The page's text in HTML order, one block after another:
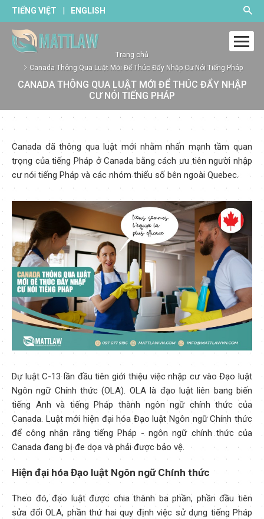
TIẾNG VIỆT | ENGLISH
Trang chủ
Canada Thông Qua Luật Mới Để Thúc Đẩy Nhập Cư Nói Tiếng Pháp
CANADA THÔNG QUA LUẬT MỚI ĐỂ THÚC ĐẨY NHẬP
CƯ NÓI TIẾNG PHÁP
Canada đã thông qua luật mới nhằm nhấn mạnh tầm quan
trọng của tiếng Pháp ở Canada bằng cách ưu tiên người nhập
cư nói tiếng Pháp và các nhóm thiểu số bên ngoài Quebec.
Dự luật C-13 lần đầu tiên giới thiệu việc nhập cư vào Đạo luật
Ngôn ngữ Chính thức (OLA). OLA là đạo luật liên bang biến
tiếng Anh và tiếng Pháp thành ngôn ngữ chính thức của
Canada. Luật mới hiện đại hóa Đạo luật Ngôn ngữ Chính thức
để công nhận rằng tiếng Pháp - ngôn ngữ chính thức của
Canada đang bị đe dọa và phải được bảo vệ.
Hiện đại hóa Đạo luật Ngôn ngữ Chính thức
Theo đó, đạo luật được chia thành ba phần, phần đầu tiên
sửa đổi OLA, phần thứ hai quy định việc sử dụng tiếng Pháp